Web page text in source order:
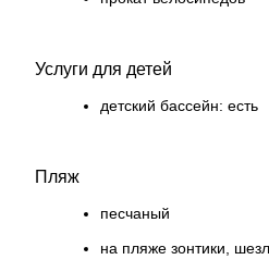
Услуги для детей
детский бассейн: есть
Пляж
песчаный
на пляже зонтики,